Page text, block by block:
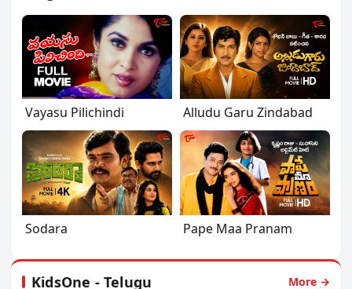
Vayasu Pilichindi Alludu Garu Zindabad
Sodara Pape Maa Pranam
KidsOne - Telugu More →